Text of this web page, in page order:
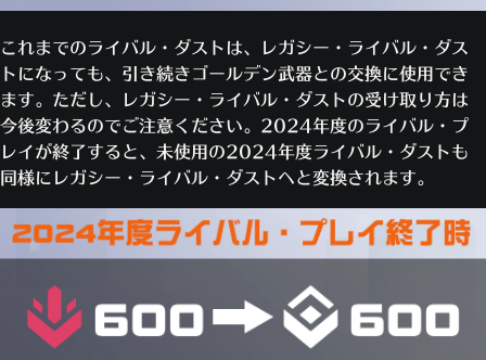
これまでのライバル・ダストは、レガシー・ライバル・ダス
トになっても、引き続きゴールデン武器との交換に使用でき
ます。ただし、レガシー・ライバル・ダストの受け取り方は
今後変わるのでご注意ください。2024年度のライバル・プ
レイが終了すると、未使用の2024年度ライバル・ダストも
同様にレガシー・ライバル・ダストへと変換されます。